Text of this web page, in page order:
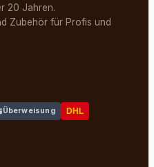
20 Jahren.
Zubehör für Profis und
Überweisung DHL